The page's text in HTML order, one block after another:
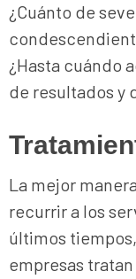
¿Cuánto de
¿Hasta cuándo
de resultados y
La mejor
recurrir a los
últimos
empresas